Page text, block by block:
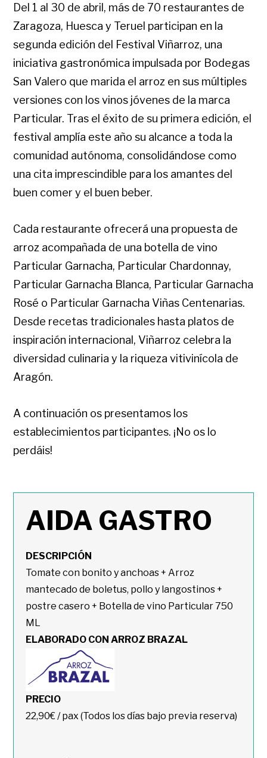
Del 1 al 30 de abril, más de 70 restaurantes de
Zaragoza, Huesca y Teruel participan en la
segunda edición del Festival Viñarroz, una
iniciativa gastronómica impulsada por Bodegas
San Valero que marida el arroz en sus múltiples
versiones con los vinos jóvenes de la marca
Particular. Tras el éxito de su primera edición, el
festival amplía este año su alcance a toda la
comunidad autónoma, consolidándose como
una cita imprescindible para los amantes del
buen comer y el buen beber.
Cada restaurante ofrecerá una propuesta de
arroz acompañada de una botella de vino
Particular Garnacha, Particular Chardonnay,
Particular Garnacha Blanca, Particular Garnacha
Rosé o Particular Garnacha Viñas Centenarias.
Desde recetas tradicionales hasta platos de
inspiración internacional, Viñarroz celebra la
diversidad culinaria y la riqueza vitivinícola de
Aragón.
A continuación os presentamos los
establecimientos participantes. ¡No os lo
perdáis!
AIDA GASTRO
DESCRIPCIÓN
Tomate con bonito y anchoas + Arroz
mantecado de boletus, pollo y langostinos +
postre casero + Botella de vino Particular 750
ML
ELABORADO CON ARROZ BRAZAL
PRECIO
22,90€ / pax (Todos los días bajo previa reserva)